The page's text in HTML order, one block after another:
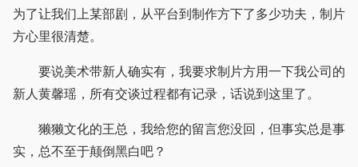
为了让我们上某部剧，从平台到制作方下了多少功夫，制片
方心里很清楚。
要说美术带新人确实有，我要求制片方用一下我公司的
新人黄馨瑶，所有交谈过程都有记录，话说到这里了。
獭獭文化的王总，我给您的留言您没回，但事实总是事
实，总不至于颠倒黑白吧？